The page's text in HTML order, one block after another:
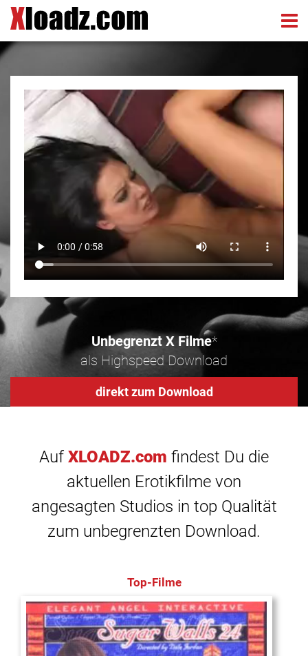
Unbegrenzt X Filme*
als Highspeed Download
direkt zum Download
Auf XLOADZ.com findest Du die
aktuellen Erotikfilme von
angesagten Studios in top Qualität
zum unbegrenzten Download.
Top-Filme